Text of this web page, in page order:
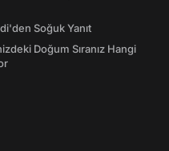
Soğuk Yanıt
Doğum Sıranız Hangi